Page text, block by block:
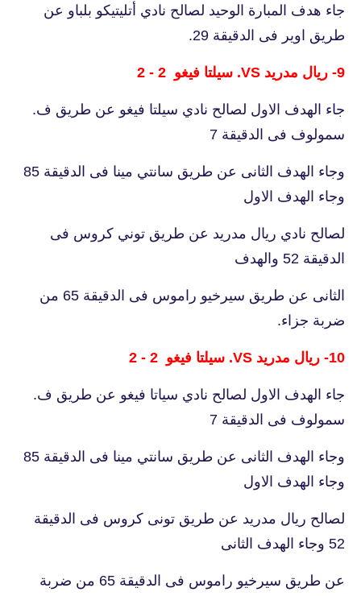
جاء هدف المبارة الوحيد لصالح نادي أتليتيكو بلباو عن
طريق اوير فى الدقيقة 29.
9- ريال مدريد VS. سيلتا فيغو 2 - 2
جاء الهدف الاول لصالح نادي سيلتا فيغو عن طريق ف.
سمولوف فى الدقيقة 7
وجاء الهدف الثانى عن طريق سانتي مينا فى الدقيقة 85
وجاء الهدف الاول
لصالح نادي ريال مدريد عن طريق توني كروس فى
الدقيقة 52 والهدف
الثانى عن طريق سيرخيو راموس فى الدقيقة 65 من
ضربة جزاء.
10- ريال مدريد VS. سيلتا فيغو 2 - 2
جاء الهدف الاول لصالح نادي سياتا فيغو عن طريق ف.
سمولوف فى الدقيقة 7
وجاء الهدف الثانى عن طريق سانتي مينا فى الدقيقة 85
وجاء الهدف الاول
لصالح ريال مدريد عن طريق تونى كروس فى الدقيقة
52 وجاء الهدف الثانى
عن طريق سيرخيو راموس فى الدقيقة 65 من ضربة